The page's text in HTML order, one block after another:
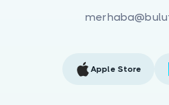
Apple Store